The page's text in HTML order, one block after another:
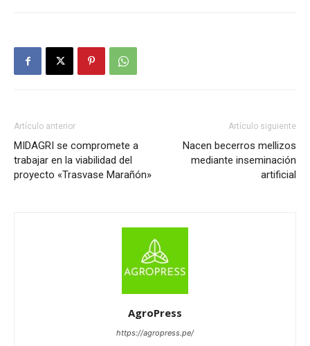
Artículo anterior
MIDAGRI se compromete a
trabajar en la viabilidad del
proyecto «Trasvase Marañón»
Artículo siguiente
Nacen becerros mellizos
mediante inseminación
artificial
AgroPress
https://agropress.pe/